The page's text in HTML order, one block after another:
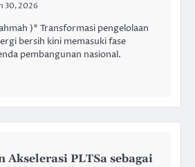
30, 2026
)* Transformasi pengelolaan
bersih kini memasuki fase
pembangunan nasional.
Akselerasi PLTSa sebagai